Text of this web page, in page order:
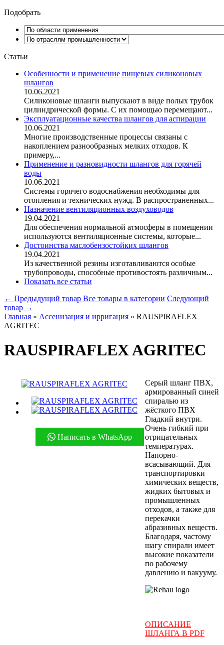
Подобрать
Статьи
Особенности и применение пищевых силиконовых
шлангов
10.06.2021
Силиконовые шланги выпускают в виде полых трубок
цилиндрической формы. С их помощью перемещают...
Эксплуатационные качества шлангов для аспирации
10.06.2021
Многие производственные процессы связаны с
накоплением разнообразных мелких отходов. К
примеру,...
Применение и разновидности шлангов для горячей
воды
10.06.2021
Системы горячего водоснабжения необходимы для
отопления и технических нужд. В распространенных...
Назначение вентиляционных воздуховодов
19.04.2021
Для обеспечения нормальной атмосферы в помещении
используются вентиляционные системы, которые...
Достоинства маслобензостойких шлангов
19.04.2021
Из качественной резины изготавливаются особые
трубопроводы, способные противостоять различным...
Показать все статьи
← Предыдущий товар Все товары в категории Следующий
товар →
Главная » Ассенизация и ирригация » RAUSPIRAFLEX
AGRITEC
RAUSPIRAFLEX AGRITEC
Написать в WhatsApp
Серый шланг ПВХ,
армированный синей
спиралью из
жёсткого ПВХ
Гладкий внутри.
Очень гибкий при
отрицательных
температурах.
Напорно-
всасывающий. Для
транспортировки
химических веществ,
жидких бытовых и
промышленных
отходов, а также для
перекачки
абразивных веществ.
Благодаря, частому
шагу спирали имеет
высокие показатели
по рабочему
давлению и вакууму.
ОПИСАНИЕ
ШЛАНГА В PDF